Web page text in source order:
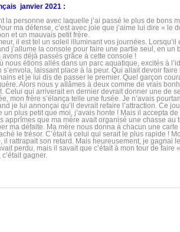
janvier 2021 :
la personne avec laquelle j’ai passé le plus de bons
ma défense, c’est avec joie que j’aime lui dire « le
et un mauvais petit frère.
il est tel un soleil illuminant vos journées.
j’allume la console pour faire une partie seul, en un
déjà passés grâce à cette console !
nous étions allés dans un parc aquatique, excités à
laissant place à la peur. Qui allait devoir
et je lui dis de passer le premier. Quel garçon
Alors nous y allâmes à deux comme de vrais
Celui qui arriverait en dernier devrait donner une de
mon frère s’élança telle une fusée. Je n’avais
je lui annonçai qu’il devrait refaire l’attraction. Ce
un plus petit que moi, j’avais honte ! Mais il accepta
apprîmes que ma mère avait organisé une chasse
ma défaite. Ma mère nous donna à chacun une
le trésor. C’était à celui qui serait le plus rapide !
il rattrapait son retard. Mais heureusement, je gagnai
perdu, mais il savait que c’était à mon tour de faire
gagner.